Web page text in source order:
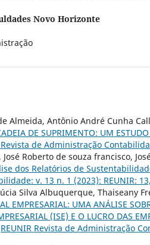
Novo Horizonte
Almeida, Antônio André Cunha
DE SUPRIMENTO: UM
Revista de Administração
Roberto de souza francisco,
dos Relatórios de
v. 13 n. 1 (2023): REUNIR:
Silva Albuquerque, Thaiseany
EMPRESARIAL: UMA ANÁLISE
(ISE) E O LUCRO DAS
REUNIR Revista de Administração